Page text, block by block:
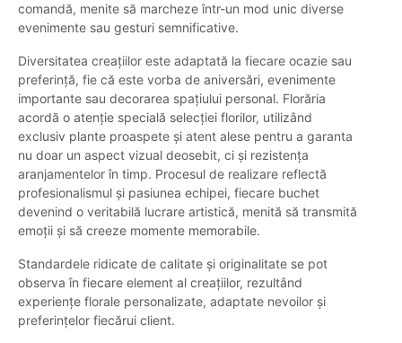
comandă, menite să marcheze într-un mod unic diverse
evenimente sau gesturi semnificative.
Diversitatea creațiilor este adaptată la fiecare ocazie sau
preferință, fie că este vorba de aniversări, evenimente
importante sau decorarea spațiului personal. Florăria
acordă o atenție specială selecției florilor, utilizând
exclusiv plante proaspete și atent alese pentru a garanta
nu doar un aspect vizual deosebit, ci și rezistența
aranjamentelor în timp. Procesul de realizare reflectă
profesionalismul și pasiunea echipei, fiecare buchet
devenind o veritabilă lucrare artistică, menită să transmită
emoții și să creeze momente memorabile.
Standardele ridicate de calitate și originalitate se pot
observa în fiecare element al creațiilor, rezultând
experiențe florale personalizate, adaptate nevoilor și
preferințelor fiecărui client.